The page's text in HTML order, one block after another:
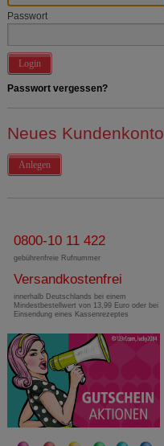
Passwort
Login
Passwort vergessen?
Neues Kundenkonto
Anlegen
0800-10 11 422
gebührenfreie Rufnummer
Versandkostenfrei
innerhalb Deutschlands bei einem
Mindestbestellwert von 13,99 Euro oder bei
Einsendung eines Kassenrezeptes